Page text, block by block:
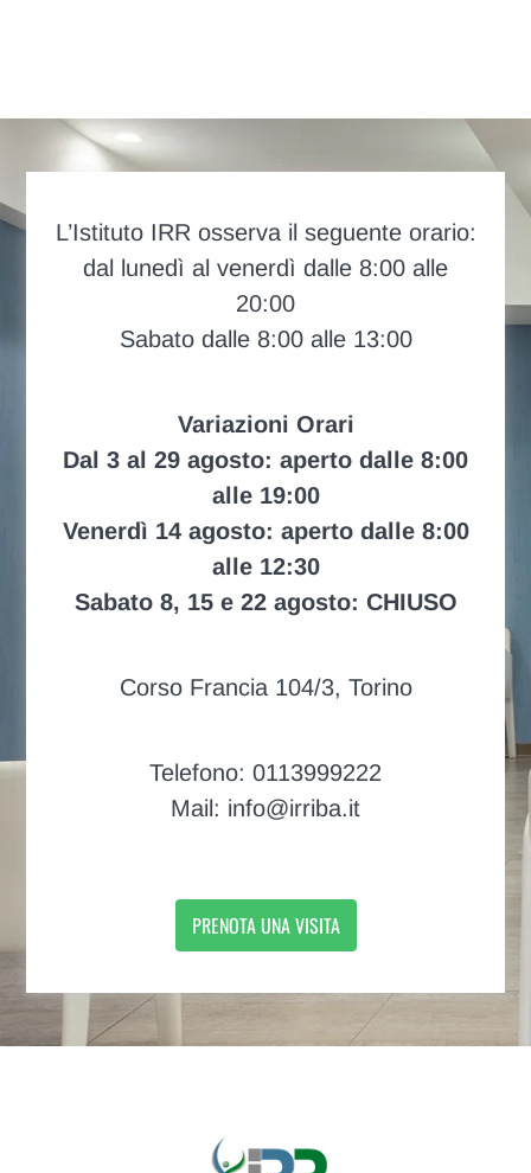
L’Istituto IRR osserva il seguente orario:
dal lunedì al venerdì dalle 8:00 alle
20:00
Sabato dalle 8:00 alle 13:00
Variazioni Orari
Dal 3 al 29 agosto: aperto dalle 8:00
alle 19:00
Venerdì 14 agosto: aperto dalle 8:00
alle 12:30
Sabato 8, 15 e 22 agosto: CHIUSO
Corso Francia 104/3, Torino
Telefono: 0113999222
Mail: info@irriba.it
PRENOTA UNA VISITA